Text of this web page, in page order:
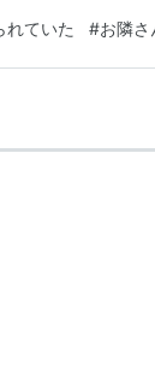
ら渡すね」と 自
れていた #お隣さ